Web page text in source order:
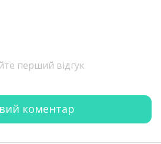
перший відгук
коментар